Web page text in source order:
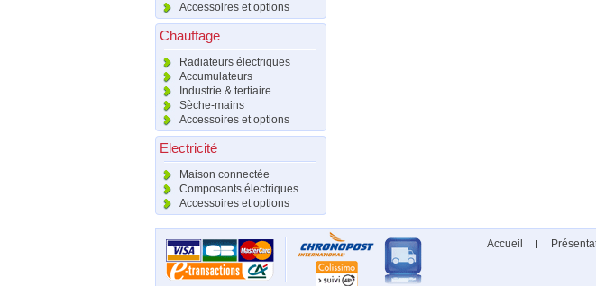
Accessoires et options
Chauffage
Radiateurs électriques
Accumulateurs
Industrie & tertiaire
Sèche-mains
Accessoires et options
Electricité
Maison connectée
Composants électriques
Accessoires et options
Accueil